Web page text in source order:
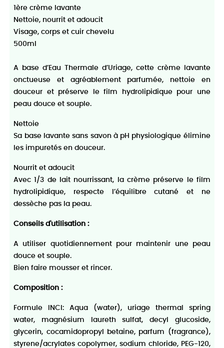
1ère crème lavante
Nettoie, nourrit et adoucit
Visage, corps et cuir chevelu
500ml
A base d’Eau Thermale d’Uriage, cette crème lavante
onctueuse et agréablement parfumée, nettoie en
douceur et préserve le film hydrolipidique pour une
peau douce et souple.
Nettoie
Sa base lavante sans savon à pH physiologique élimine
les impuretés en douceur.
Nourrit et adoucit
Avec 1/3 de lait nourrissant, la crème préserve le film
hydrolipidique, respecte l’équilibre cutané et ne
dessèche pas la peau.
Conseils d'utilisation :
A utiliser quotidiennement pour maintenir une peau
douce et souple.
Bien faire mousser et rincer.
Composition :
Formule INCI: Aqua (water), uriage thermal spring
water, magnésium laureth sulfat, decyl glucoside,
glycerin, cocamidopropyl betaine, parfum (fragrance),
styrene/acrylates copolymer, sodium chloride, PEG-120,